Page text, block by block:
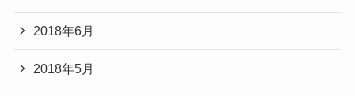
2018年6月
2018年5月